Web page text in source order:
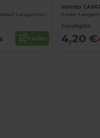
Larkwood Kinder Baseball Langarmshirt
Kaufen
Valento
Kinder
Günstigste:
4,20 €